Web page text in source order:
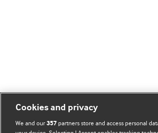
Cookies and privacy
We and our357 partners store and access personal